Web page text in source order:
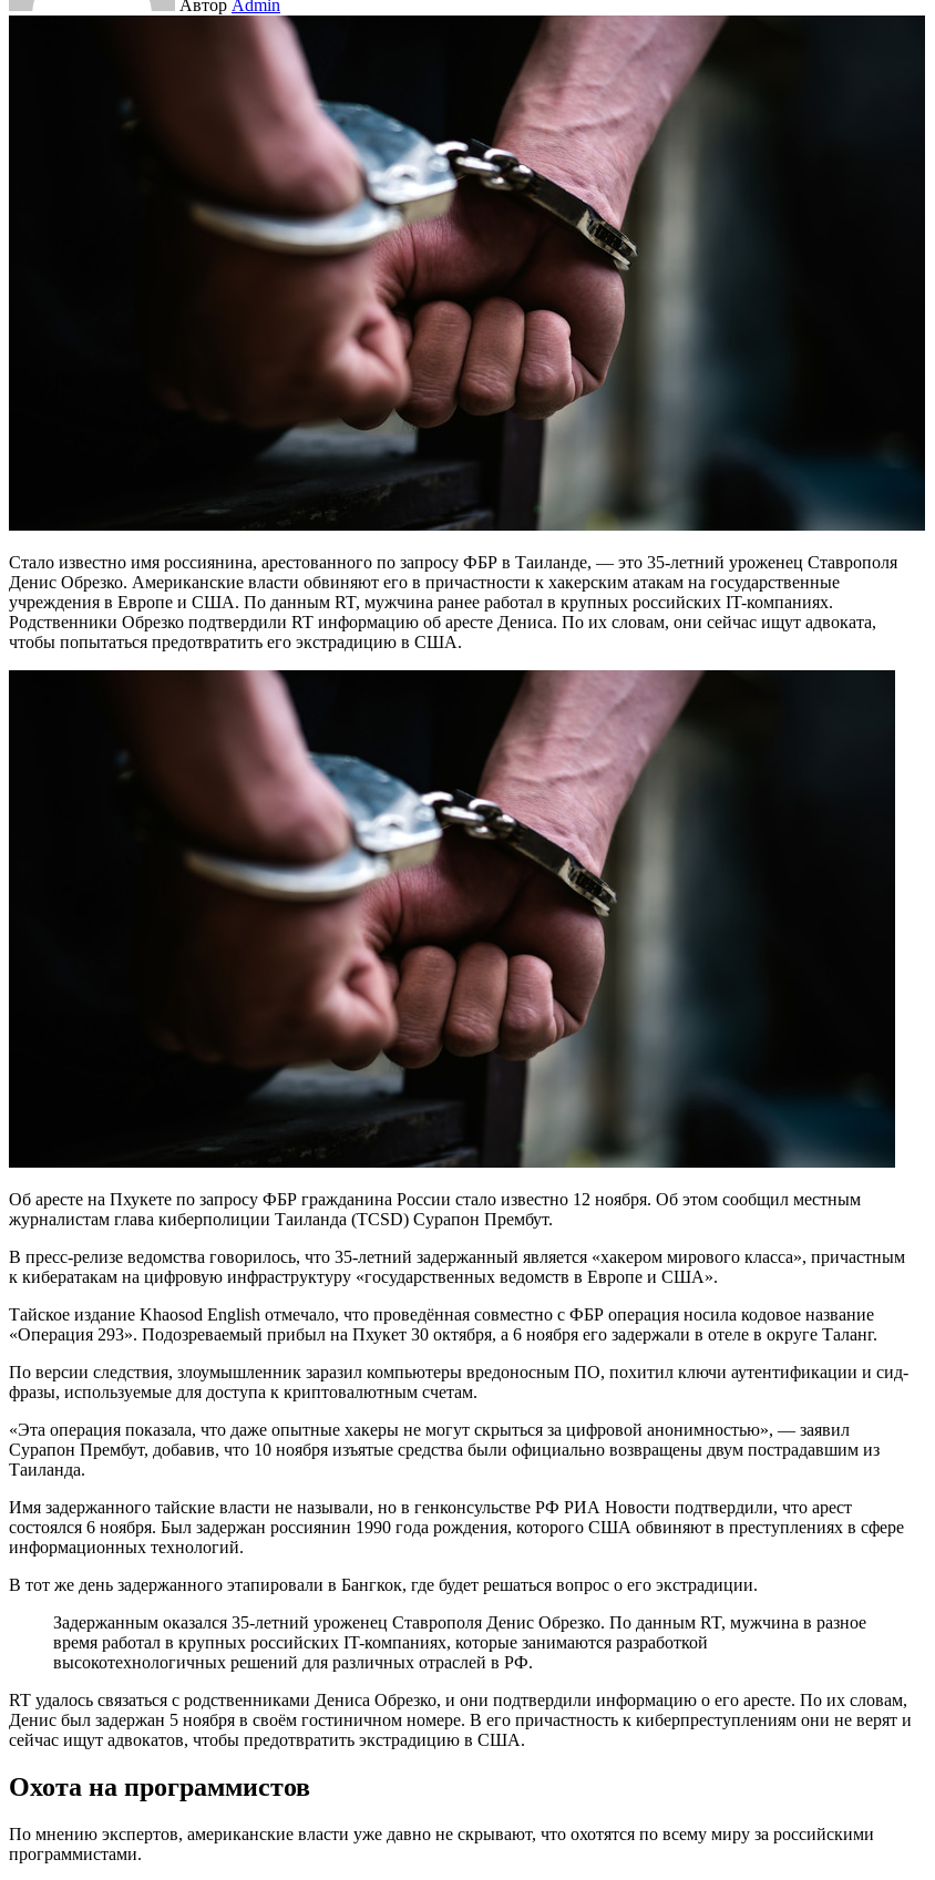
Автор Admin
Стало известно имя россиянина, арестованного по запросу ФБР в Таиланде, — это 35-летний уроженец Ставрополя
Денис Обрезко. Американские власти обвиняют его в причастности к хакерским атакам на государственные
учреждения в Европе и США. По данным RT, мужчина ранее работал в крупных российских IT-компаниях.
Родственники Обрезко подтвердили RT информацию об аресте Дениса. По их словам, они сейчас ищут адвоката,
чтобы попытаться предотвратить его экстрадицию в США.
Об аресте на Пхукете по запросу ФБР гражданина России стало известно 12 ноября. Об этом сообщил местным
журналистам глава киберполиции Таиланда (TCSD) Сурапон Прембут.
В пресс-релизе ведомства говорилось, что 35-летний задержанный является «хакером мирового класса», причастным
к кибератакам на цифровую инфраструктуру «государственных ведомств в Европе и США».
Тайское издание Khaosod English отмечало, что проведённая совместно с ФБР операция носила кодовое название
«Операция 293». Подозреваемый прибыл на Пхукет 30 октября, а 6 ноября его задержали в отеле в округе Таланг.
По версии следствия, злоумышленник заразил компьютеры вредоносным ПО, похитил ключи аутентификации и сид-
фразы, используемые для доступа к криптовалютным счетам.
«Эта операция показала, что даже опытные хакеры не могут скрыться за цифровой анонимностью», — заявил
Сурапон Прембут, добавив, что 10 ноября изъятые средства были официально возвращены двум пострадавшим из
Таиланда.
Имя задержанного тайские власти не называли, но в генконсульстве РФ РИА Новости подтвердили, что арест
состоялся 6 ноября. Был задержан россиянин 1990 года рождения, которого США обвиняют в преступлениях в сфере
информационных технологий.
В тот же день задержанного этапировали в Бангкок, где будет решаться вопрос о его экстрадиции.
Задержанным оказался 35-летний уроженец Ставрополя Денис Обрезко. По данным RT, мужчина в разное
время работал в крупных российских IT-компаниях, которые занимаются разработкой
высокотехнологичных решений для различных отраслей в РФ.
RT удалось связаться с родственниками Дениса Обрезко, и они подтвердили информацию о его аресте. По их словам,
Денис был задержан 5 ноября в своём гостиничном номере. В его причастность к киберпреступлениям они не верят и
сейчас ищут адвокатов, чтобы предотвратить экстрадицию в США.
Охота на программистов
По мнению экспертов, американские власти уже давно не скрывают, что охотятся по всему миру за российскими
программистами.